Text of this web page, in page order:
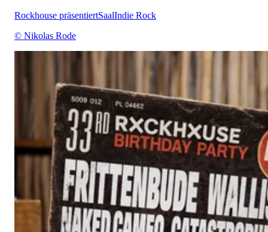
Rockhouse präsentiertSaalIndie Rock
© Nikolas Rode